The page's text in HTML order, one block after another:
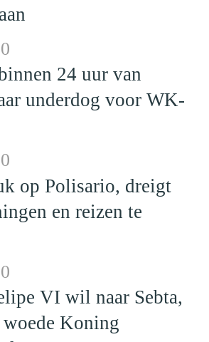
24 uur van
underdog voor WK-
op Polisario, dreigt
en reizen te
VI wil naar Sebta,
woede Koning